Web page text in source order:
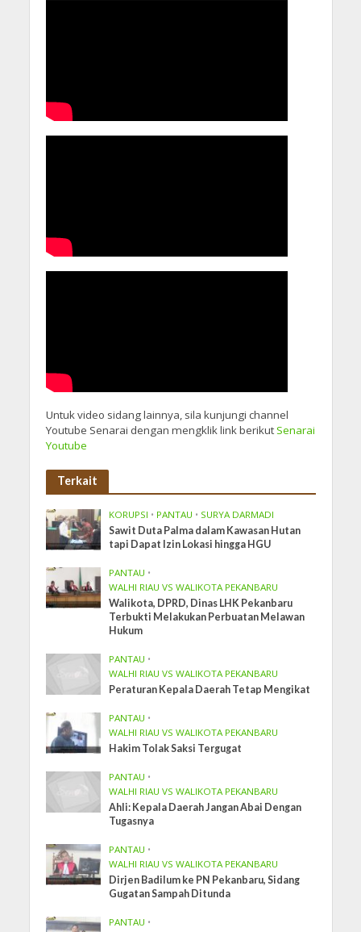
Untuk video sidang lainnya, sila kunjungi channel
Youtube Senarai dengan mengklik link berikutSenarai
Youtube
Terkait
KORUPSI • PANTAU • SURYA DARMADI
Sawit Duta Palma dalam Kawasan Hutan
tapi Dapat Izin Lokasi hingga HGU
PANTAU •
WALHI RIAU VS WALIKOTA PEKANBARU
Walikota, DPRD, Dinas LHK Pekanbaru
Terbukti Melakukan Perbuatan Melawan
Hukum
PANTAU •
WALHI RIAU VS WALIKOTA PEKANBARU
Peraturan Kepala Daerah Tetap Mengikat
PANTAU •
WALHI RIAU VS WALIKOTA PEKANBARU
Hakim Tolak Saksi Tergugat
PANTAU •
WALHI RIAU VS WALIKOTA PEKANBARU
Ahli: Kepala Daerah Jangan Abai Dengan
Tugasnya
PANTAU •
WALHI RIAU VS WALIKOTA PEKANBARU
Dirjen Badilum ke PN Pekanbaru, Sidang
Gugatan Sampah Ditunda
PANTAU •